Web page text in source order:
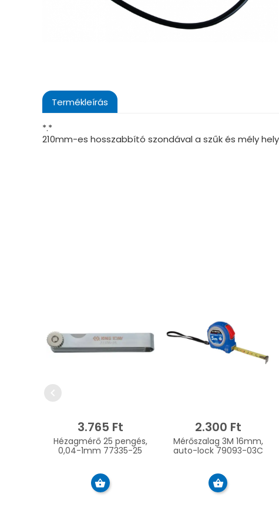
Termékleírás
*.*
210mm-es hosszabbító szondával a szűk és mély
3.765 Ft
Hézagmérő 25 pengés,
0,04-1mm 77335-25
2.300 Ft
Mérőszalag 3M 16mm,
auto-lock 79093-03C
chevron_left